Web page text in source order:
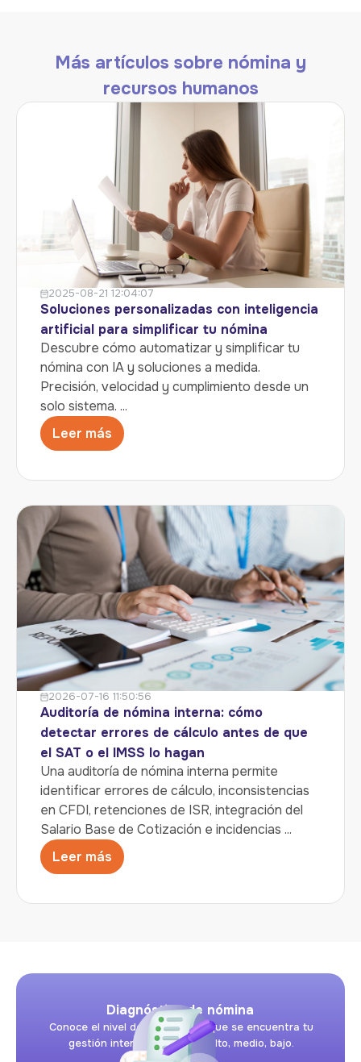
Más artículos sobre nómina y
recursos humanos
2025-08-21 12:04:07
Soluciones personalizadas con inteligencia
artificial para simplificar tu nómina
Descubre cómo automatizar y simplificar tu
nómina con IA y soluciones a medida.
Precisión, velocidad y cumplimiento desde un
solo sistema. ...
Leer más
2026-07-16 11:50:56
Auditoría de nómina interna: cómo
detectar errores de cálculo antes de que
el SAT o el IMSS lo hagan
Una auditoría de nómina interna permite
identificar errores de cálculo, inconsistencias
en CFDI, retenciones de ISR, integración del
Salario Base de Cotización e incidencias ...
Leer más
Diagnóstico de nómina
Conoce el nivel de riesgo en el que se encuentra tu
gestión interna de nómina: alto, medio, bajo.